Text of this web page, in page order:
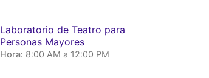
Laboratorio de Teatro para
Personas Mayores
Hora: 8:00 AM a 12:00 PM